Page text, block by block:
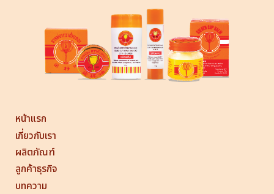
หน้าแรก
เกี่ยวกับเรา
ผลิตภัณฑ์
ลูกค้าธุรกิจ
บทความ